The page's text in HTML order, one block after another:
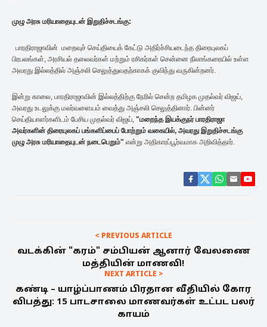
முழு அரசு மரியாதையுடன் இறுதிச்சடங்கு:
பாரதிராஜாவின் மறைவுச் செய்தியைக் கேட்டு அதிர்ச்சியடைந்த திரையுலகப்
பிரபலங்கள், அரசியல் தலைவர்கள் மற்றும் ரசிகர்கள் சென்னை நீலாங்கரையில் உள்ள
அவரது இல்லத்தில் அஞ்சலி செலுத்துவதற்காகக் குவிந்து வருகின்றனர்.
இன்று காலை, பாரதிராஜாவின் இல்லத்திற்கு நேரில் சென்ற தமிழக முதல்வர் விஜய்,
அவரது உடலுக்கு மலர்வளையம் வைத்து அஞ்சலி செலுத்தினார். பின்னர்
செய்தியாளர்களிடம் பேசிய முதல்வர் விஜய், "மறைந்தஇயக்குநர்பாரதிராஜா
அவர்களின் திரையுலகப் பங்களிப்பைப் போற்றும் வகையில், அவரது இறுதிச்சடங்கு
முழுஅரசு மரியாதையுடன் நடைபெறும்" என்று அதிகாரப்பூர்வமாக அறிவித்தார்.
< PREVIOUS ARTICLE
வடக்கின் "கரம்" சம்பியன் ஆனார் வேலணை
மத்தியின் மாணவி!
NEXT ARTICLE >
கண்டி – யாழ்ப்பாணம் பிரதான வீதியில் கோர
விபத்து: 15 பாடசாலை மாணவர்கள் உட்பட பலர்
காயம்